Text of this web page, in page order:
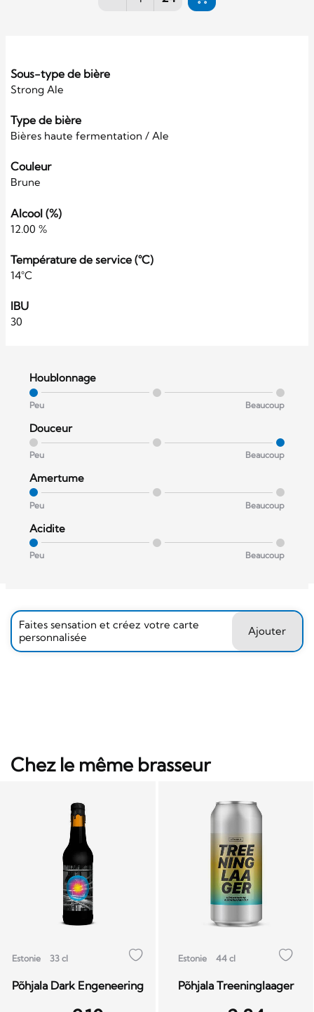
Sous-type de bière
Strong Ale
Type de bière
Bières haute fermentation / Ale
Couleur
Brune
Alcool (%)
12.00 %
Température de service (°C)
14°C
IBU
30
Houblonnage
Peu Beaucoup
Douceur
Peu Beaucoup
Amertume
Peu Beaucoup
Acidite
Peu Beaucoup
Faites sensation et créez votre carte
personnalisée
Ajouter
Chez le même brasseur
Estonie 33 cl
Põhjala Dark Engeneering
Estonie 44 cl
Põhjala Treeninglaager